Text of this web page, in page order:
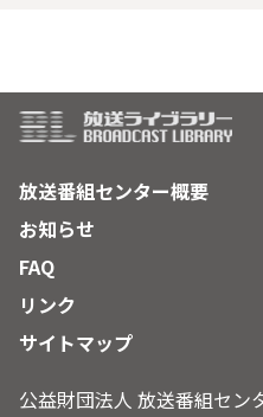
放送番組センター概要
お知らせ
FAQ
リンク
サイトマップ
公益財団法人 放送番組セン